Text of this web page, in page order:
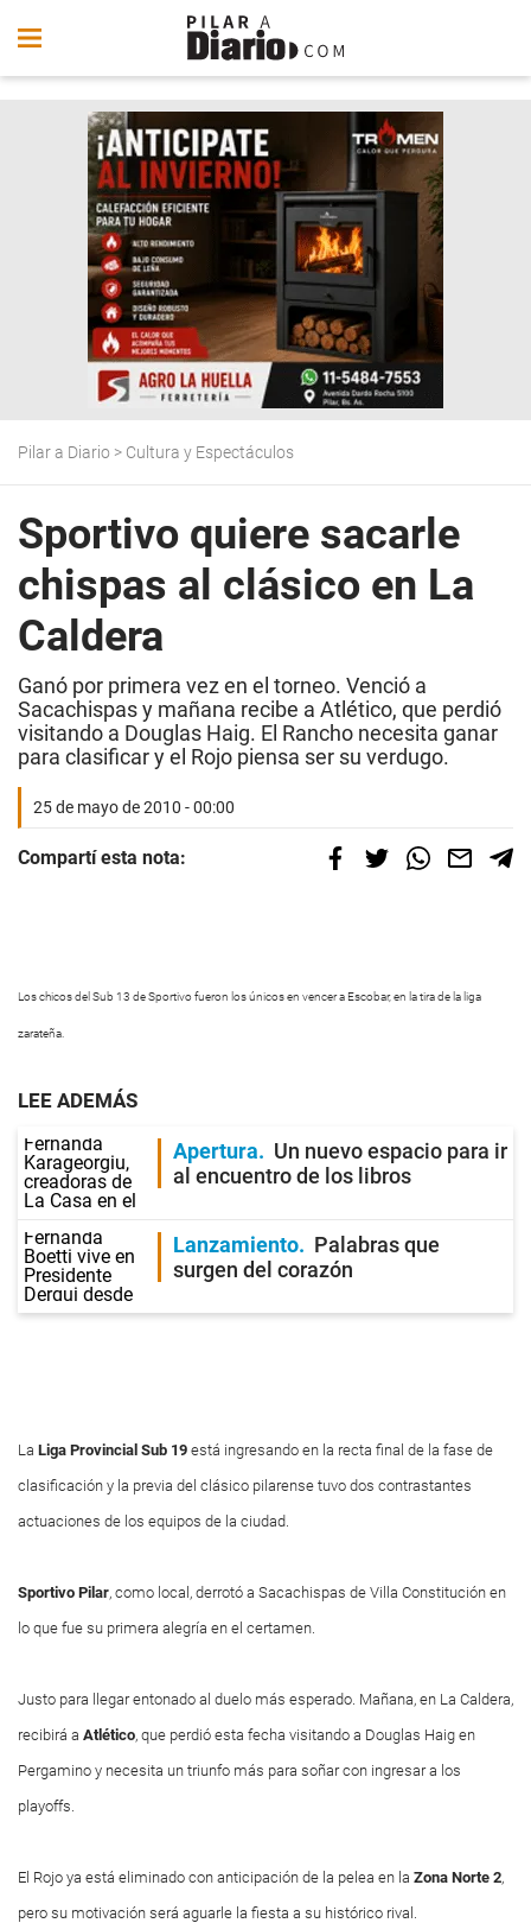
Pilar a Diario > Cultura y Espectáculos
Sportivo quiere sacarle
chispas al clásico en La
Caldera
Ganó por primera vez en el torneo. Venció a
Sacachispas y mañana recibe a Atlético, que perdió
visitando a Douglas Haig. El Rancho necesita ganar
para clasificar y el Rojo piensa ser su verdugo.
25 de mayo de 2010 - 00:00
Compartí esta nota:
Los chicos del Sub 13 de Sportivo fueron los únicosen vencer a Escobar, en la tira de la liga
zarateña.
LEE ADEMÁS
Apertura
Un nuevo espacio para ir
al encuentro de los libros
Lanzamiento
Palabras que
surgen del corazón
La Liga Provincial Sub 19 está ingresando en la recta final de la fase de
clasificación y la previa del clásico pilarense tuvo dos contrastantes
actuaciones de los equipos de la ciudad.
Sportivo Pilar, como local, derrotó a Sacachispas de Villa Constitución en
lo que fue su primera alegría en el certamen.
Justo para llegar entonado al duelo más esperado. Mañana, en La Caldera,
recibirá a Atlético, que perdió esta fecha visitando a Douglas Haig en
Pergamino y necesita un triunfo más para soñar con ingresar a los
playoffs.
El Rojo ya está eliminado con anticipación de la pelea en la Zona Norte 2,
pero su motivación será aguarle la fiesta a su histórico rival.